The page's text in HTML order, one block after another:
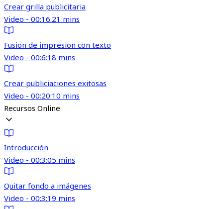
Crear grilla publicitaria
Video - 00:16:21 mins
Fusion de impresion con texto
Video - 00:6:18 mins
Crear publiciaciones exitosas
Video - 00:20:10 mins
Recursos Online
Introducción
Video - 00:3:05 mins
Quitar fondo a imágenes
Video - 00:3:19 mins